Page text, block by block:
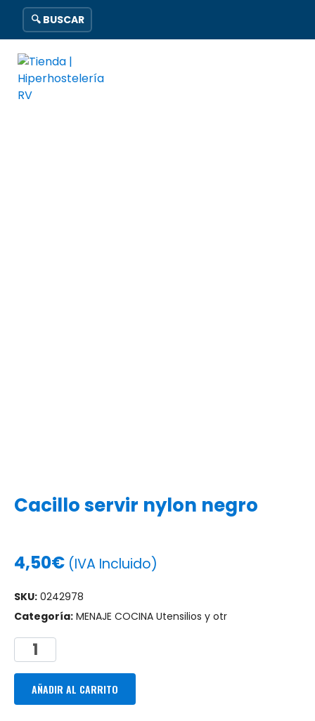
🔍 BUSCAR
Cacillo servir nylon negro
4,50€ (IVA Incluido)
SKU: 0242978
Categoría: MENAJE COCINA Utensilios y otr
AÑADIR AL CARRITO